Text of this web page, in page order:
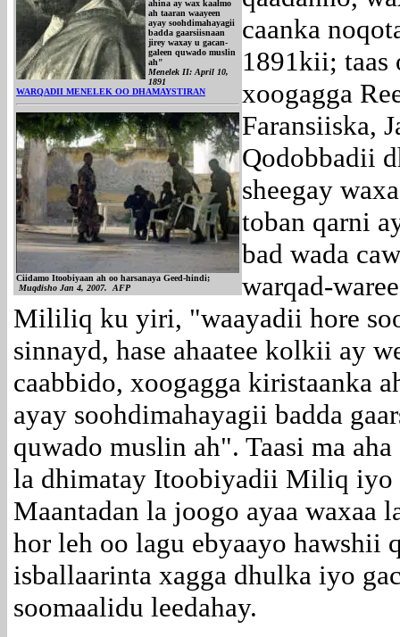
ahina ay wax kaalmo
ah taaran waayeen
ayay soohdimahayagii
badda gaarsiisnaan
jirey waxay u gacan-
galeen quwado muslin
ah"
Menelek II: April 10,
1891
WARQADII MENELEK OO DHAMAYSTIRAN
Ciidamo Itoobiyaan ah oo harsanaya Geed-hindi;
Muqdisho Jan 4, 2007. AFP
caanka
1891kii;
xoogagga
Faransiiska,
Qodobbadii
sheegay
toban qarni
bad wada
warqad-
Mililiq ku yiri, "waayadii hore
sinnayd, hase ahaatee kolkii ay
caabbido, xoogagga kiristaanka
ayay soohdimahayagii badda
quwado muslin ah". Taasi ma
la dhimatay Itoobiyadii Miliq iyo
Maantadan la joogo ayaa waxaa
hor leh oo lagu ebyaayo hawshii
isballaarinta xagga dhulka iyo
soomaalidu leedahay.